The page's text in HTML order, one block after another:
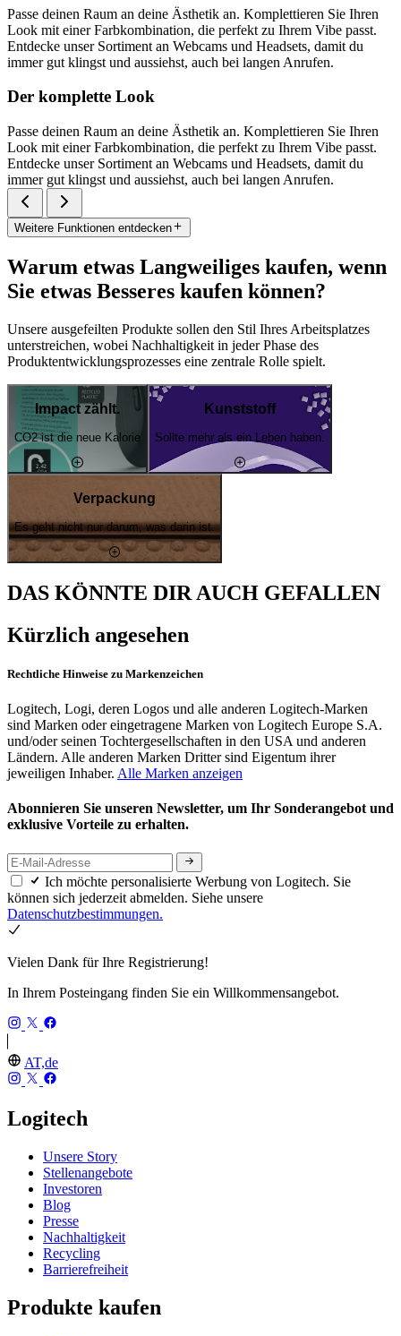
Passe deinen Raum an deine Ästhetik an. Komplettieren Sie Ihren
Look mit einer Farbkombination, die perfekt zu Ihrem Vibe passt.
Entdecke unser Sortiment an Webcams und Headsets, damit du
immer gut klingst und aussiehst, auch bei langen Anrufen.
Der komplette Look
Passe deinen Raum an deine Ästhetik an. Komplettieren Sie Ihren
Look mit einer Farbkombination, die perfekt zu Ihrem Vibe passt.
Entdecke unser Sortiment an Webcams und Headsets, damit du
immer gut klingst und aussiehst, auch bei langen Anrufen.
Weitere Funktionen entdecken
Warum etwas Langweiliges kaufen, wenn
Sie etwas Besseres kaufen können?
Unsere ausgefeilten Produkte sollen den Stil Ihres Arbeitsplatzes
unterstreichen, wobei Nachhaltigkeit in jeder Phase des
Produktentwicklungsprozesses eine zentrale Rolle spielt.
Impact zählt.
CO2 ist die neue Kalorie
Kunststoff
Sollte mehr als ein Leben haben.
Verpackung
Es geht nicht nur darum, was darin ist.
DAS KÖNNTE DIR AUCH GEFALLEN
Kürzlich angesehen
Rechtliche Hinweise zu Markenzeichen
Logitech, Logi, deren Logos und alle anderen Logitech-Marken
sind Marken oder eingetragene Marken von Logitech Europe S.A.
und/oder seinen Tochtergesellschaften in den USA und anderen
Ländern. Alle anderen Marken Dritter sind Eigentum ihrer
jeweiligen Inhaber. Alle Marken anzeigen
Abonnieren Sie unseren Newsletter, um Ihr Sonderangebot und
exklusive Vorteile zu erhalten.
Ich möchte personalisierte Werbung von Logitech. Sie
können sich jederzeit abmelden. Siehe unsere
Datenschutzbestimmungen.
Vielen Dank für Ihre Registrierung!
In Ihrem Posteingang finden Sie ein Willkommensangebot.
AT,de
Logitech
Unsere Story
Stellenangebote
Investoren
Blog
Presse
Nachhaltigkeit
Recycling
Barrierefreiheit
Produkte kaufen